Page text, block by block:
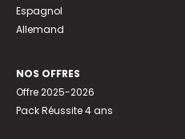
Espagnol
Allemand
NOS OFFRES
Offre 2025-2026
Pack Réussite 4 ans